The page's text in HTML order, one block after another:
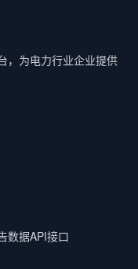
，为电力行业企业提供
数据API接口